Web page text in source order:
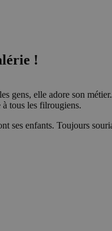
!
gens, elle adore son
tous les filrougiens.
ses enfants. Toujours